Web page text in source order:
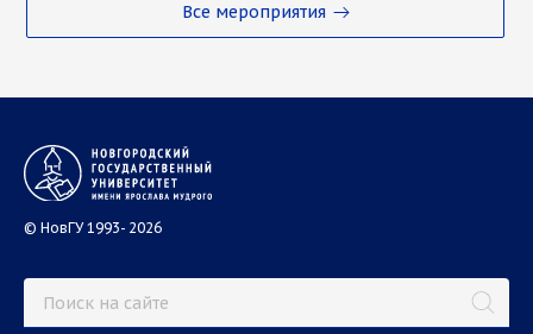
Все мероприятия
© НовГУ 1993- 2026